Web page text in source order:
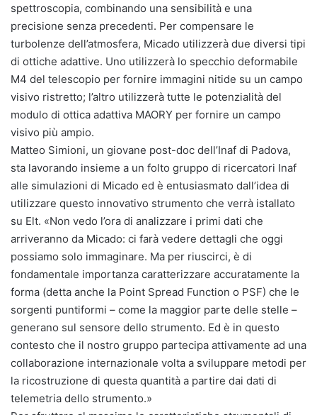
spettroscopia, combinando una sensibilità e una
precisione senza precedenti. Per compensare le
turbolenze dell’atmosfera, Micado utilizzerà due diversi tipi
di ottiche adattive. Uno utilizzerà lo specchio deformabile
M4 del telescopio per fornire immagini nitide su un campo
visivo ristretto; l’altro utilizzerà tutte le potenzialità del
modulo di ottica adattiva MAORY per fornire un campo
visivo più ampio.
Matteo Simioni, un giovane post-doc dell’Inaf di Padova,
sta lavorando insieme a un folto gruppo di ricercatori Inaf
alle simulazioni di Micado ed è entusiasmato dall’idea di
utilizzare questo innovativo strumento che verrà istallato
su Elt. «Non vedo l’ora di analizzare i primi dati che
arriveranno da Micado: ci farà vedere dettagli che oggi
possiamo solo immaginare. Ma per riuscirci, è di
fondamentale importanza caratterizzare accuratamente la
forma (detta anche la Point Spread Function o PSF) che le
sorgenti puntiformi – come la maggior parte delle stelle –
generano sul sensore dello strumento. Ed è in questo
contesto che il nostro gruppo partecipa attivamente ad una
collaborazione internazionale volta a sviluppare metodi per
la ricostruzione di questa quantità a partire dai dati di
telemetria dello strumento.»